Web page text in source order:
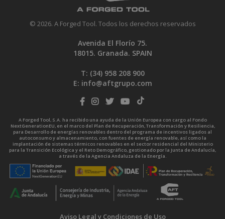
© 2026. A Forged Tool. Todos los derechos reservados
Avenida El Florío 75.
18015. Granada. SPAIN
T: (34) 958 208 900
E: info@aftgrupo.com
A Forged Tool, S.A. ha recibido una ayuda de la Unión Europea con cargo al Fondo
NextGenerationEU, en el marco del Plan de Recuperación, Transformación y Resiliencia,
para Desarrollo de energías renovables dentro del programa de incentivos ligados al
autoconsumo y almacenamiento, con fuentes de energía renovable, así como la
implantación de sistemas térmicos renovables en el sector residencial del Ministerio
para la Transición Ecológica y el Reto Demográfico, gestionado por la Junta de Andalucía,
a través de la Agencia Andaluza de la Energía.
Aviso Legal y Condiciones de Uso